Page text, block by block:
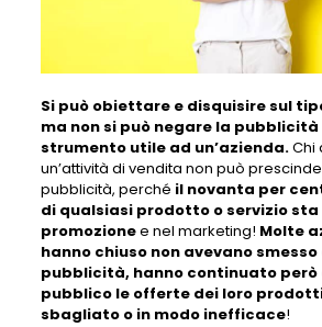
Si può obiettare e disquisire sul
ma non si può negare la pubblicità
strumento utile ad un’azienda.Chi
un’attività di vendita non può
pubblicità, perché il novanta per
di qualsiasi prodotto o servizio sta
promozionee nel marketing! Molte
hanno chiuso non avevano
pubblicità, hanno continuato però
pubblico le offerte dei loro
sbagliato o in modo inefficace!